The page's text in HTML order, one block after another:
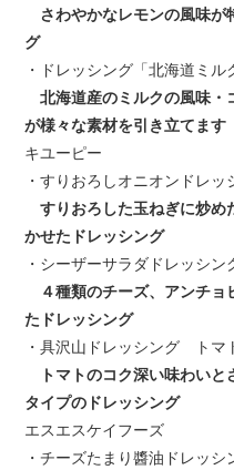
さわやかなレモンの風味が
グ
・ドレッシング「北海道ミ
北海道産のミルクの風味・
が様々な素材を引き立てます
キユーピー
・すりおろしオニオンドレ
すりおろした玉ねぎに炒め
かせたドレッシング
・シーザーサラダドレッシ
４種類のチーズ、アンチ
たドレッシング
・具沢山ドレッシング ト
トマトのコク深い味わい
タイプのドレッシング
エスエスケイフーズ
・チーズたまり醬油ドレッ